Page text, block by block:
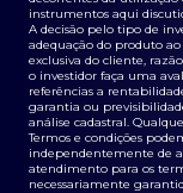
instrumentos aqui
A decisão pelo tipo de
adequação do produto
exclusiva do cliente,
o investidor faça uma
referências a
garantia ou
análise cadastral.
Termos e condições
independentemente de
atendimento para os
necessariamente